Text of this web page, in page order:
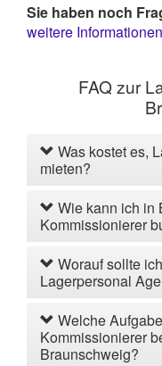
Sie haben noch
weitere
FAQ zur
Was kostet es,
mieten?
Wie kann ich in
Kommissionierer
Worauf sollte
Lagerpersonal
Welche
Kommissionierer
Braunschweig?